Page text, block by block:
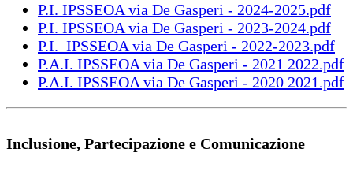
P.I. IPSSEOA via De Gasperi - 2024-2025.pdf
P.I. IPSSEOA via De Gasperi - 2023-2024.pdf
P.I. IPSSEOA via De Gasperi - 2022-2023.pdf
P.A.I. IPSSEOA via De Gasperi - 2021 2022.pdf
P.A.I. IPSSEOA via De Gasperi - 2020 2021.pdf
Inclusione, Partecipazione e Comunicazione